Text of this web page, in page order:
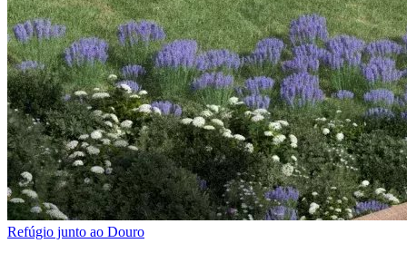
Refúgio junto ao Douro